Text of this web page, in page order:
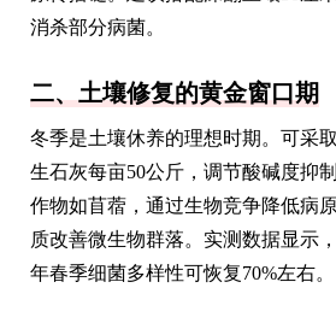
消杀部分病菌。
二、土壤修复的黄金窗口期
冬季是土壤休养的理想时期。可采
生石灰每亩50公斤，调节酸碱度抑
作物如苜蓿，通过生物竞争降低病
质改善微生物群落。实测数据显示
年春季细菌多样性可恢复70%左右。